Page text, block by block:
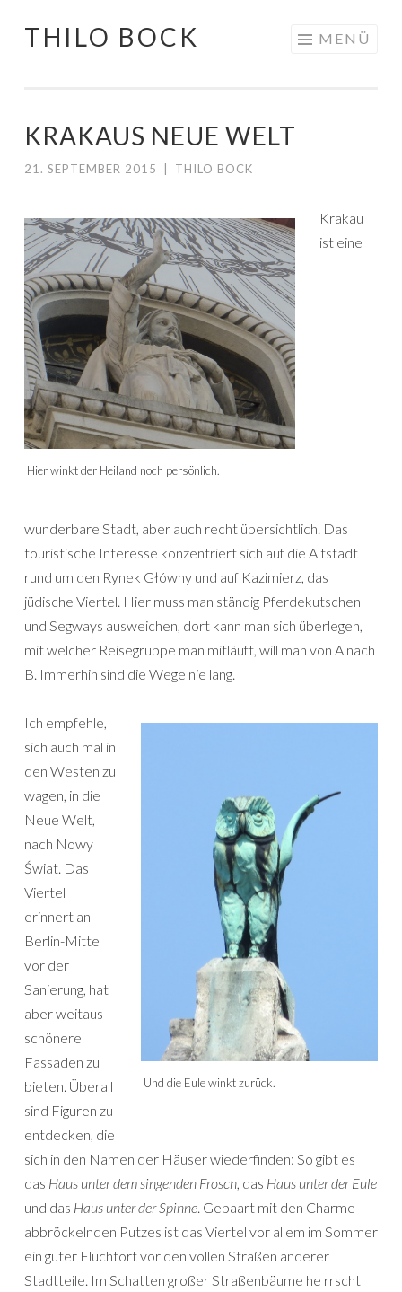
Springe
THILO BOCK MENÜ
KRAKAUS NEUE WELT
21. SEPTEMBER 2015 THILO BOCK
Hier winkt der Heiland noch persönlich.
Krakau
ist eine
wunderbare Stadt, aber auch recht übersichtlich. Das
touristische Interesse konzentriert sich auf die Altstadt
rund um den Rynek Główny und auf Kazimierz, das
jüdische Viertel. Hier muss man ständig Pferdekutschen
und Segways ausweichen, dort kann man sich überlegen,
mit welcher Reisegruppe man mitläuft, will man von A nach
B. Immerhin sind die Wege nie lang.
Und die Eule winkt zurück.
Ich empfehle,
sich auch mal in
den Westen zu
wagen, in die
Neue Welt,
nach Nowy
Świat. Das
Viertel
erinnert an
Berlin-Mitte
vor der
Sanierung, hat
aber weitaus
schönere
Fassaden zu
bieten. Überall
sind Figuren zu
entdecken, die
sich in den Namen der Häuser wiederfinden: So gibt es
das Haus unter dem singenden Frosch , das Haus unter der Eule
und das Haus unter der Spinne . Gepaart mit den Charme
abbröckelnden Putzes ist das Viertel vor allem im Sommer
ein guter Fluchtort vor den vollen Straßen anderer
Stadtteile. Im Schatten großer Straßenbäume he rrscht